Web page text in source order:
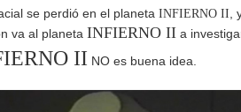
se perdió en el planetaINFIERNO II
va al planeta INFIERNO II a
II NO es buena idea.